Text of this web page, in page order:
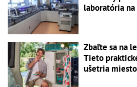
laboratória
Zbaľte sa na
Tieto
ušetria